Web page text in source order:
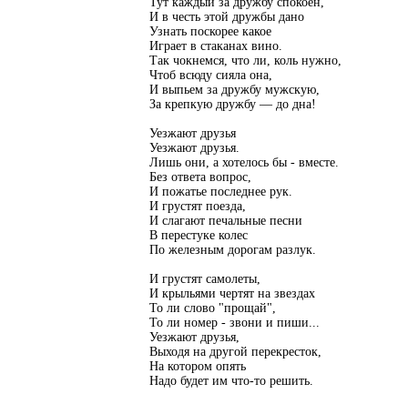
И в честь этой дружбы дано
Узнать поскорее какое
Играет в стаканах вино.
Так чокнемся, что ли, коль нужно,
Чтоб всюду сияла она,
И выпьем за дружбу мужскую,
За крепкую дружбу — до дна!
Уезжают друзья
Уезжают друзья.
Лишь они, а хотелось бы - вместе.
Без ответа вопрос,
И пожатье последнее рук.
И грустят поезда,
И слагают печальные песни
В перестуке колес
По железным дорогам разлук.
И грустят самолеты,
И крыльями чертят на звездах
То ли слово "прощай",
То ли номер - звони и пиши...
Уезжают друзья,
Выходя на другой перекресток,
На котором опять
Надо будет им что-то решить.